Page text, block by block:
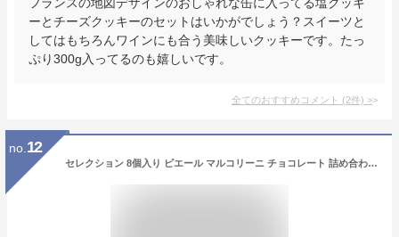
ーとチーズクッキーのセットはいかがでしょう？スイーツと
してはもちろんワインにも合う美味しいクッキーです。たっ
ぷり300g入ってるのも嬉しいです。
全てのおすすめコメント (2件) >
no. 12
セレクション 8個入り ピエール マルコリーニ チョコレート 詰め合わせ ギフト プレゼント チョコ ショコラ セット 送料無料 お返し 誕生日 内祝い お祝い スイーツ 御礼